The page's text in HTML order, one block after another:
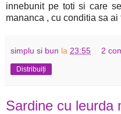
innebunit pe toti si care
mananca , cu conditia sa
simplu si bun la 23:55 2
Distribuiți
Sardine cu leurda